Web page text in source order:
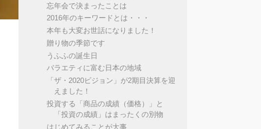
忘年会で決まったことは
2016年のキーワードとは・・・
本年も大変お世話になりました！
贈り物の季節です
うふふの誕生日
バラエティに富む日本の地域
「ザ・2020ビジョン」が2期目決算を迎
えました！
投資する「商品の成績（価格）」と
「投資の成績」はまったくの別物
はじめてみることが大事